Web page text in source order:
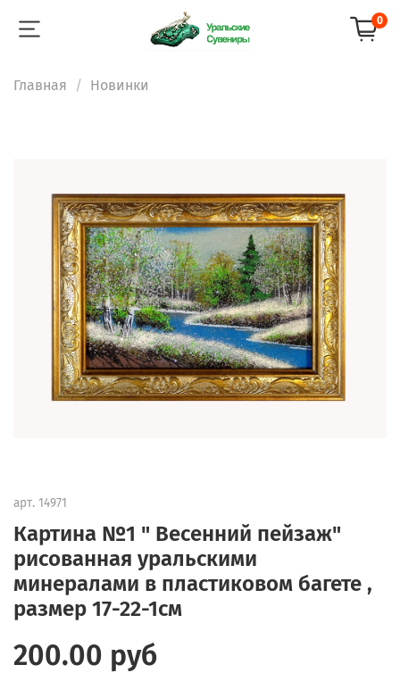
0
Главная Новинки
арт. 14971
Картина №1 " Весенний пейзаж"
рисованная уральскими
минералами в пластиковом багете ,
размер 17-22-1см
200.00 руб